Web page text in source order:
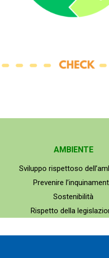
AMBIENTE
Sviluppo rispettoso
Prevenire
Sostenibilità
Rispetto della